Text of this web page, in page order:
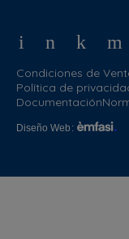
Condiciones de
Política de
Documentación
Diseño Web :